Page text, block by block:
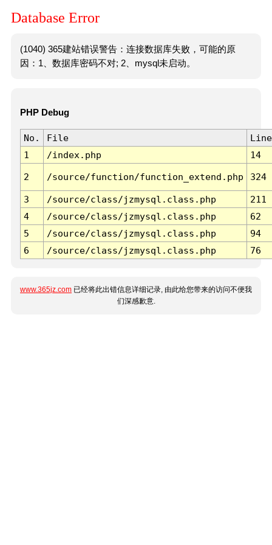
Database Error
(1040) 365建站错误警告：连接数据库失败，可能的原
因：1、数据库密码不对; 2、mysql未启动。
PHP Debug
No. File
Line
1
/index.php 14
2 /source/function/function_extend.php 324
3 /source/class/jzmysql.class.php
211
4
/source/class/jzmysql.class.php
62
5
/source/class/jzmysql.class.php
94
6
/source/class/jzmysql.class.php 76
www.365jz.com 已经将此出错信息详细记录, 由此给您带来的访问不便我
们深感歉意.